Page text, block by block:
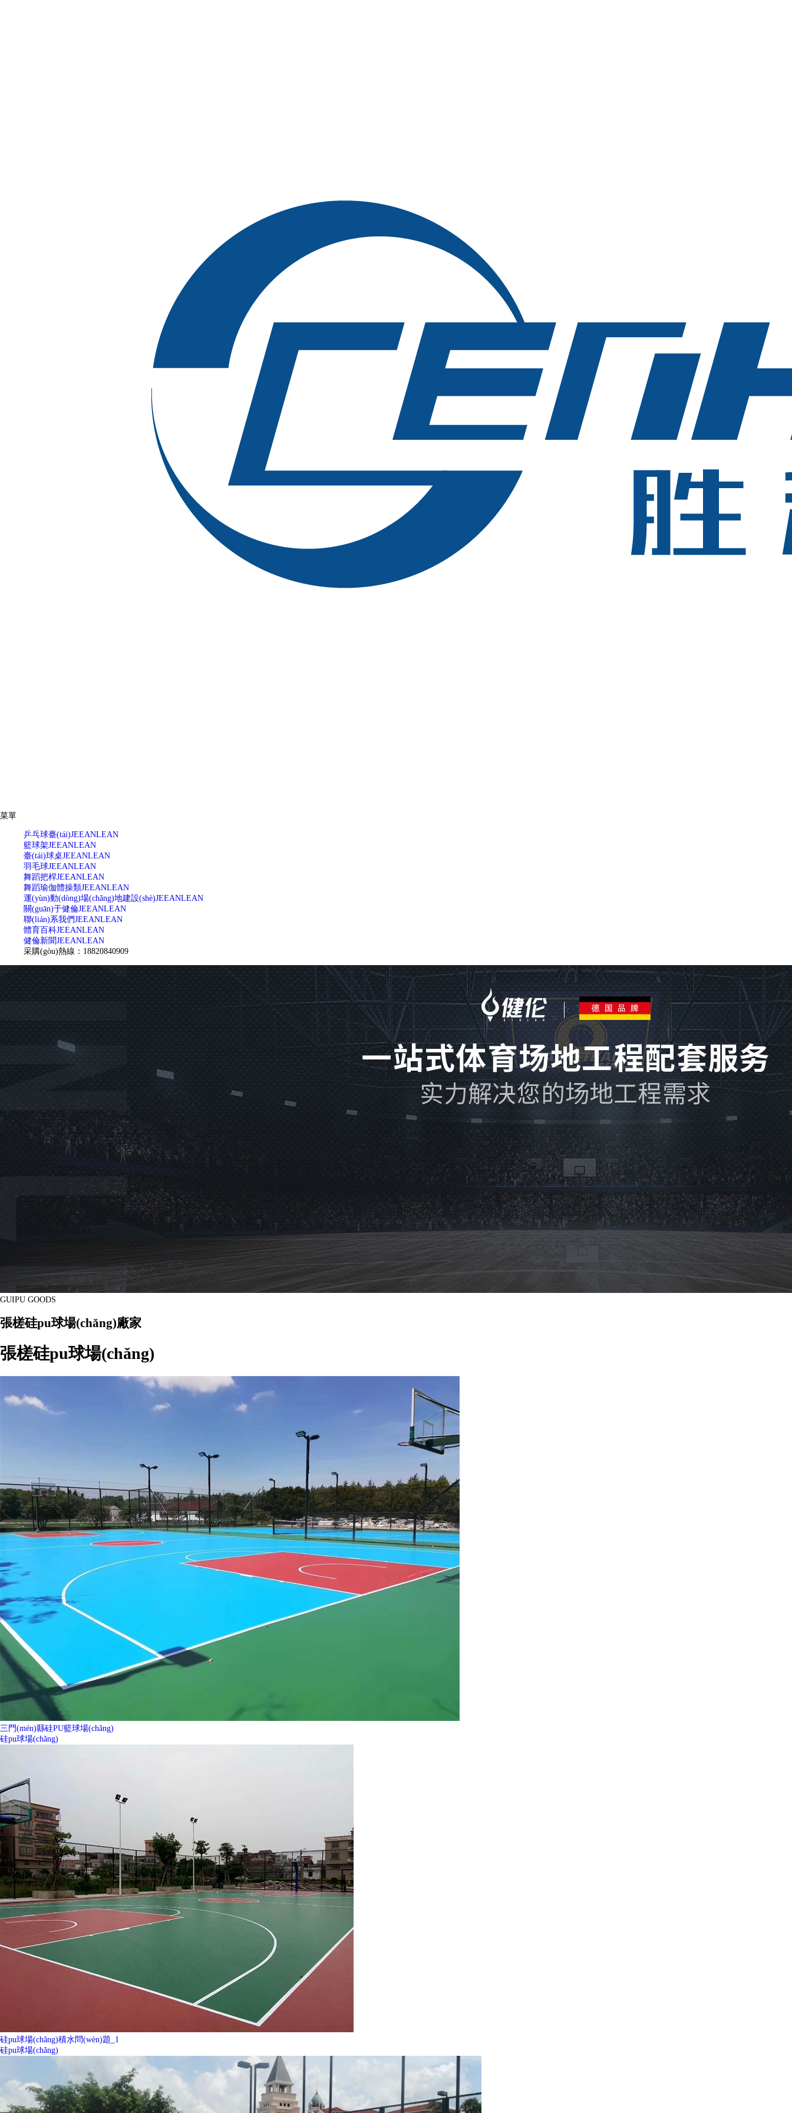
菜單
乒乓球臺(tái)JEEANLEAN
籃球架JEEANLEAN
臺(tái)球桌JEEANLEAN
羽毛球JEEANLEAN
舞蹈把桿JEEANLEAN
舞蹈瑜伽體操類JEEANLEAN
運(yùn)動(dòng)場(chǎng)地建設(shè)JEEANLEAN
關(guān)于健倫JEEANLEAN
聯(lián)系我們JEEANLEAN
體育百科JEEANLEAN
健倫新聞JEEANLEAN
采購(gòu)熱線：18820840909
GUIPU GOODS
張槎硅pu球場(chǎng)廠家
張槎硅pu球場(chǎng)
三門(mén)縣硅PU籃球場(chǎng)
硅pu球場(chǎng)
硅pu球場(chǎng)積水問(wèn)題_1
硅pu球場(chǎng)